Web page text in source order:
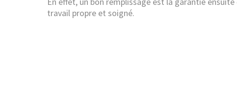
travail propre et soigné.